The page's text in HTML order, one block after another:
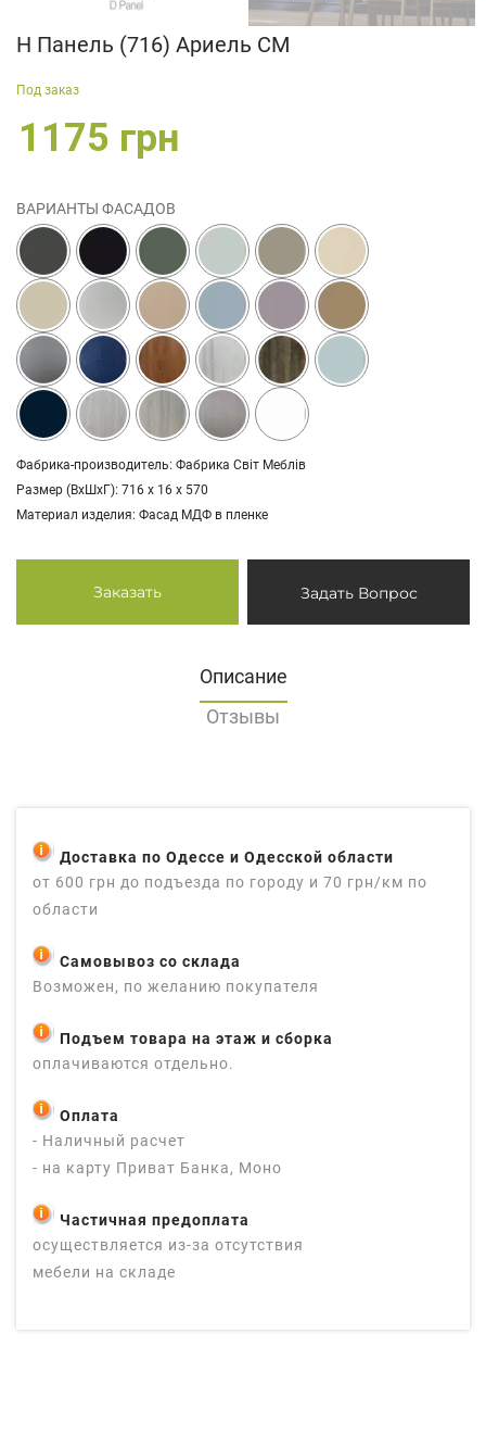
Н Панель (716) Ариель СМ
Под заказ
1175 грн
ВАРИАНТЫ ФАСАДОВ
Фабрика-производитель: Фабрика Світ Меблів
Размер (ВхШхГ): 716 х 16 х 570
Материал изделия: Фасад МДФ в пленке
Заказать Задать Вопрос
Доставка по Одессе и Одесской области
от 600 грн до подъезда по городу и 70 грн/км по
области
Самовывоз со склада
Возможен, по желанию покупателя
Подъем товара на этаж и сборка
оплачиваются отдельно.
Оплата
- Наличный расчет
- на карту Приват Банка, Моно
Частичная предоплата
осуществляется из-за отсутствия
мебели на складе
Описание
Отзывы